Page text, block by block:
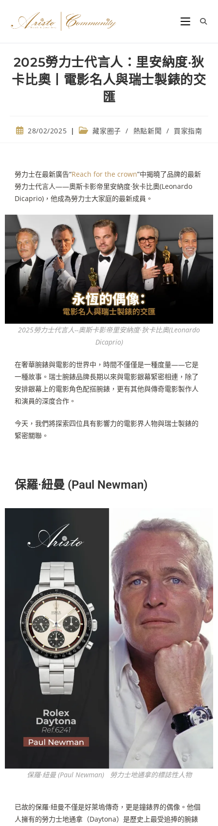
2025勞力士代言人：里安納度·狄
卡比奧丨電影名人與瑞士製錶的交
匯
28/02/2025 藏家圈子 / 熱點新聞 / 買家指南
勞力士在最新廣告“Reach for the crown”中揭曉了品牌的最新
勞力士代言人——奧斯卡影帝里安納度·狄卡比奧(Leonardo
Dicaprio)，他成為勞力士大家庭的最新成員。
2025勞力士代言人--奧斯卡影帝里安納度·狄卡比奧(Leonardo
Dicaprio)
在奢華腕錶與電影的世界中，時間不僅僅是一種度量——它是
一種故事。瑞士腕錶品牌長期以來與電影銀幕緊密相連，除了
安排銀幕上的電影角色配搭腕錶，更有其他與傳奇電影製作人
和演員的深度合作。
今天，我們將探索四位具有影響力的電影界人物與瑞士製錶的
緊密關聯。
保羅·紐曼 (Paul Newman)
保羅·紐曼 (Paul Newman) 勞力士地通拿的標誌性人物
已故的保羅·紐曼不僅是好萊塢傳奇，更是鐘錶界的偶像。他個
人擁有的勞力士地通拿（Daytona）是歷史上最受追捧的腕錶